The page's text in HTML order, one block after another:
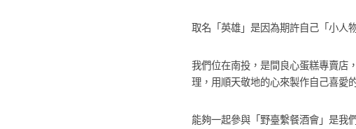
取名「英雄」是因為期許自己「小人
我們位在南投，是間良心蛋糕專賣店
理，用順天敬地的心來製作自己喜愛
能夠一起參與「野臺繫餐酒會」是我